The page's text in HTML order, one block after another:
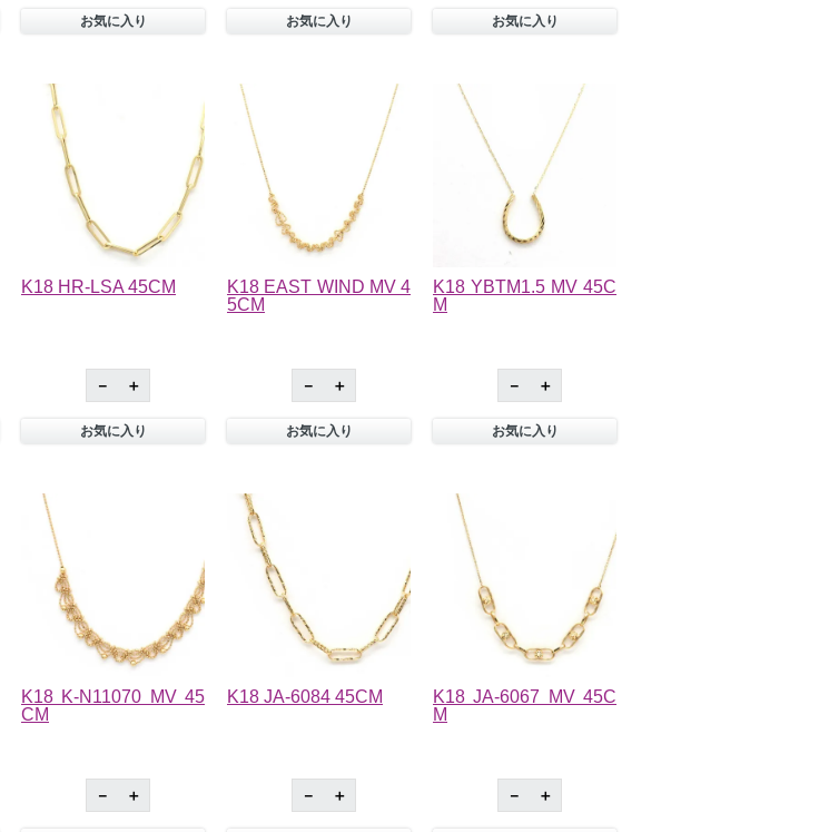
お気に入り お気に入り お気に入り
K18 HR-LSA 45CM
－ ＋
お気に入り
K18 EAST WIND MV 4
5CM
－ ＋
お気に入り
K18 YBTM1.5 MV 45C
M
－ ＋
お気に入り
K18 K-N11070 MV 45
CM
－ ＋
K18 JA-6084 45CM
－ ＋
K18 JA-6067 MV 45C
M
－ ＋